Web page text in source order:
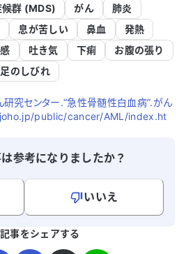
候群 (MDS) がん
肺炎
息が苦しい 鼻血
発熱
吐き気 下痢
お腹の張り
のしびれ
究センター.“急性骨髄性白血病”.がん
public/cancer/AML/index.ht
参考になりましたか？
いいえ
事をシェアする